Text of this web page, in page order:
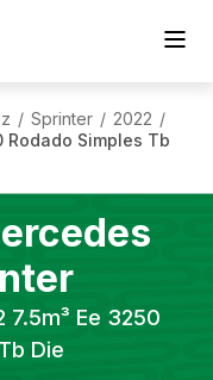
/ Sprinter / 2022 /
Rodado Simples Tb
7.5m³ Ee 3250
Die